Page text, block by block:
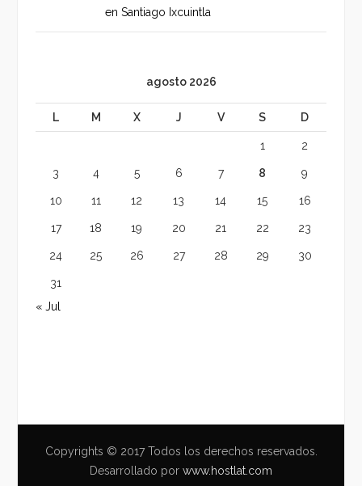
en Santiago Ixcuintla
agosto 2026
L M X J V S D
1 2
3 4 5 6 7 8 9
10 11 12 13 14 15 16
17 18 19 20 21 22 23
24 25 26 27 28 29 30
31
« Jul
Copyrights © 2017 Todos los derechos reservados.
Desarrollado por www.hostlat.com